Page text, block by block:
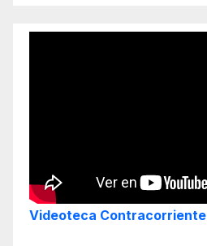
Videoteca Contracorriente